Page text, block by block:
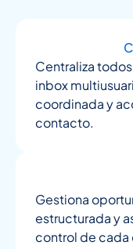
Centraliza
inbox
coordinada y
contacto.
Gestiona
estructurada y
control de cada